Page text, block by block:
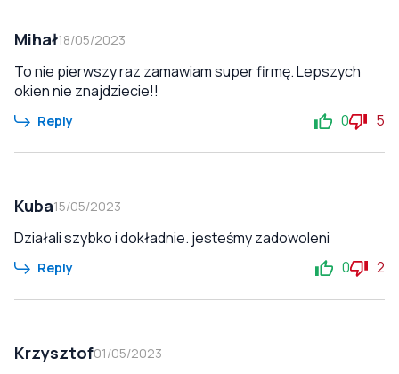
Mihał18/05/2023
To nie pierwszy raz zamawiam super firmę. Lepszych
okien nie znajdziecie!!
Reply 0 5
Kuba15/05/2023
Działali szybko i dokładnie. jesteśmy zadowoleni
Reply 0 2
Krzysztof01/05/2023